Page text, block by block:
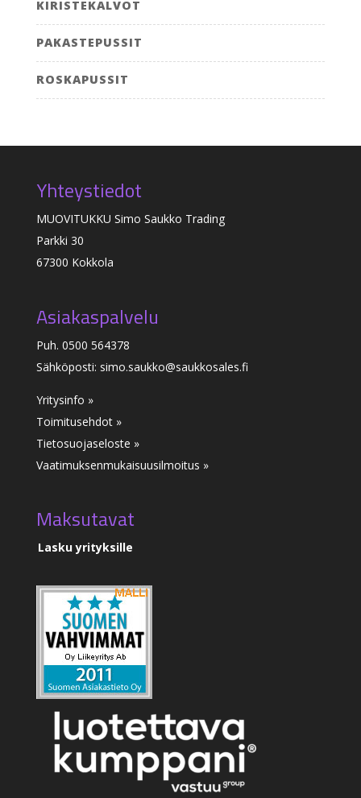
KIRISTEKALVOT
PAKASTEPUSSIT
ROSKAPUSSIT
Yhteystiedot
MUOVITUKKU Simo Saukko Trading
Parkki 30
67300 Kokkola
Asiakaspalvelu
Puh. 0500 564378
Sähköposti: simo.saukko@saukkosales.fi
Yritysinfo »
Toimitusehdot »
Tietosuojaseloste »
Vaatimuksenmukaisuusilmoitus »
Maksutavat
Lasku yrityksille